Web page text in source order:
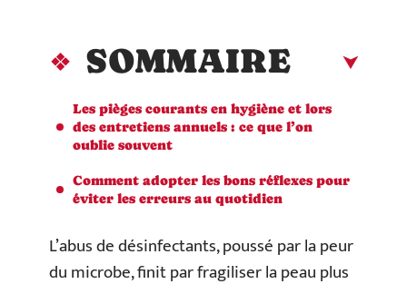
SOMMAIRE
Les pièges courants en hygiène et lors
des entretiens annuels : ce que l’on
oublie souvent
Comment adopter les bons réflexes pour
éviter les erreurs au quotidien
L’abus de désinfectants, poussé par la peur
du microbe, finit par fragiliser la peau plus